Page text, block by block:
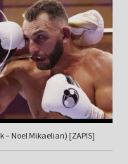
– Noel Mikaelian) [ZAPIS]